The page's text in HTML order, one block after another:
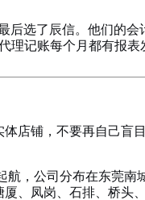
后选了辰信。他们的
理记账每个月都有报
店铺，不要再自己盲目
航，公司分布在东莞南
、凤岗、石排、桥头